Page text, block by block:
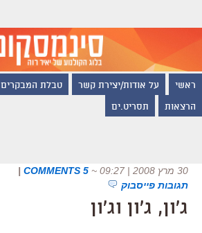
ראשי על אודות/יצירת קשר טבלת המבקרים
הרצאות תסריט.ים
30 מרץ 2008 | 09:27 ~
5 COMMENTS
|
תגובות פייסבוק
ג'ון, ג'ון וג'ון